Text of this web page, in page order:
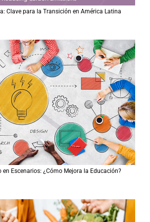
Clave para la Transición en América Latina
en Escenarios: ¿Cómo Mejora la Educación?